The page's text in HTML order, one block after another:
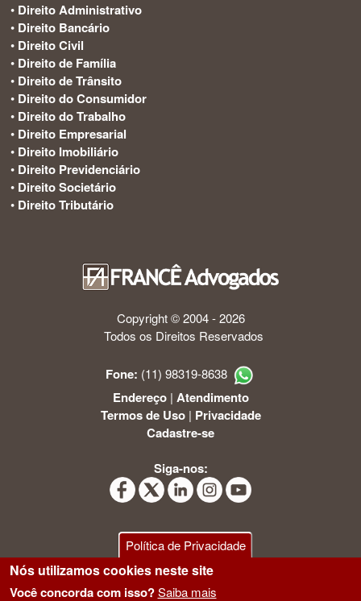
Política de Privacidade
Nós utilizamos cookies neste site
Você concorda com isso? Saiba mais
• Direito Administrativo
• Direito Bancário
• Direito Civil
• Direito de Família
• Direito de Trânsito
• Direito do Consumidor
• Direito do Trabalho
• Direito Empresarial
• Direito Imobiliário
• Direito Previdenciário
• Direito Societário
• Direito Tributário
Copyright © 2004 - 2026
Todos os Direitos Reservados
Fone: (11) 98319-8638
Endereço| Atendimento
Termos de Uso| Privacidade
Cadastre-se
Siga-nos: